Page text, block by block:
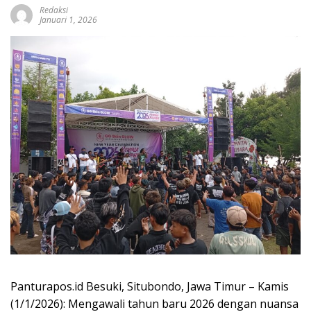
Redaksi
Januari 1, 2026
Panturapos.id Besuki, Situbondo, Jawa Timur – Kamis
(1/1/2026): Mengawali tahun baru 2026 dengan nuansa